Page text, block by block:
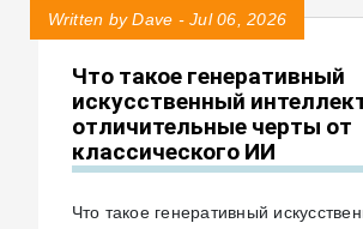
Written by Dave - Jul 06, 2026
Что такое генеративный
искусственный
отличительные черты от
классического ИИ
Что такое генеративный